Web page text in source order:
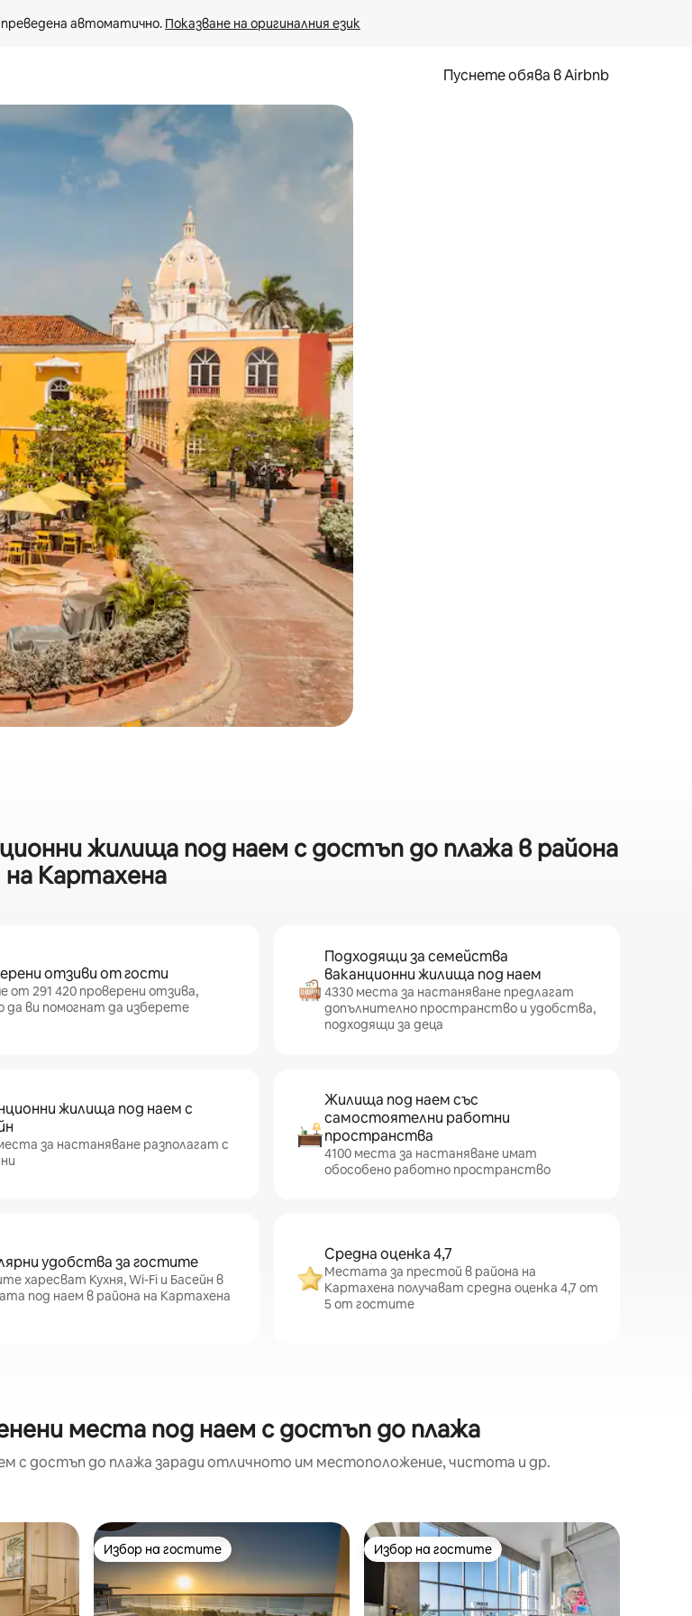
автоматично. Показване на оригиналния език
Пуснете обява в Airbnb
нагоре и надолу или навигирайте с докосване или плъзгане.
жилища под наем с достъп до плажа в района
на Картахена
отзиви от гости
от 291 420 проверени отзива,
да ви помогнат да изберете
Подходящи за семейства
ваканционни жилища под наем
4330 места за настаняване предлагат
допълнително пространство и удобства,
подходящи за деца
жилища под наем с
за настаняване разполагат с
Жилища под наем със
самостоятелни работни
пространства
4100 места за настаняване имат
обособено работно пространство
удобства за гостите
харесват Кухня, Wi-Fi и Басейн в
под наем в района на Картахена
Средна оценка 4,7
Местата за престой в района на
Картахена получават средна оценка 4,7 от
5 от гостите
места под наем с достъп до плажа
с достъп до плажа заради отличното им местоположение, чистота и др.
Избор на гостите
Избор на гостите Избор на гостите
Избор на гостите